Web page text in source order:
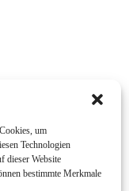
um
Technologien
dieser Website
bestimmte Merkmale